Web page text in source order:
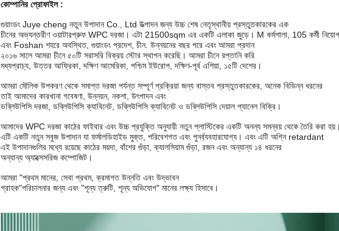
কোম্পানির প্রোফাইল :
গুয়াংডং Juye cheng নতুন উপাদান Co., Ltd উত্পাদন জন্য উচ্চ শেষ নেতৃস্থানীয় প্রস্তুতকারকের এক
চীনের অভ্যন্তরীণ ওয়াটারপ্রুফ WPC দরজা। এটা 21500sqm এর একটি এলাকা জুড়ে। M কর্মশালা, 105 কর্মী
এবং Foshan শহরে অবস্থিত, গুয়াংডং প্রদেশ, চীন. উন্নয়নের বছর পরে এবং আমরা প্রদান
২০১৬ সালে আমরা চীনে ৫০টি সরাসরি বিক্রয় স্টোর স্থাপন করেছি। আমরা চীনে রপ্তানি করি
মধ্যপ্রাচ্য, উত্তর আফ্রিকা, দক্ষিণ আমেরিকা, পশ্চিম ইউরোপ, দক্ষিণ-পূর্ব এশিয়া, ১৫টি দেশের।
আমরা মৌলিক উপকরণ থেকে সমাপ্ত দরজা পর্যন্ত সম্পূর্ণ প্রক্রিয়া জন্য বাস্তব প্রস্তুতকারকের, অনেক বিভিন্ন ধরনের
তাই আমাদের কারখানা গবেষণা, উন্নয়ন, নকশা, উৎপাদন এবং
ডব্লিউপিসি দরজা, ডব্লিউপিসি ক্যাবিনেট, ডব্লিউপিসি ক্যাবিনেট ও ডব্লিউপিসি দেয়াল প্যানেল বিক্রি।
আমাদের WPC দরজা কাঠের ফাইবার এবং উচ্চ প্রযুক্তি অনুযায়ী নতুন প্লাস্টিকের একটি অনন্য সমন্বয় থেকে তৈরি করা
এটি একটি নতুন সবুজ উপাদান যা ফর্মালডিহাইড মুক্ত, পরিবেশগত এবং পুনর্ব্যবহারযোগ্য। এবং এটি অগ্নি retardant
এই উপাদানগুলির মধ্যে রয়েছে কাঠের ময়দা, বাঁশের গুঁড়া, ক্যালসিয়াম গুঁড়া, রজন এবং অন্যান্য ১৪ ধরনের
অন্যান্য অ্যাক্সেসরিজ কম্পোজিট।
আমরা "প্রথম মানের, সেবা প্রথম, ক্রমাগত উন্নতি এবং উদ্ভাবন
গ্রাহক"পরিচালনার জন্য এবং "শূন্য ত্রুটি, শূন্য অভিযোগ" মানের লক্ষ্য হিসাবে।